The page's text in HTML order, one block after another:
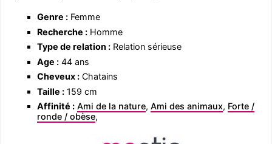
Genre :Femme
Recherche :Homme
Type de relation :Relation sérieuse
Age :44 ans
Cheveux :Chatains
Taille :159 cm
Affinité : Ami de la nature, Ami des animaux, Forte /
ronde / obèse,